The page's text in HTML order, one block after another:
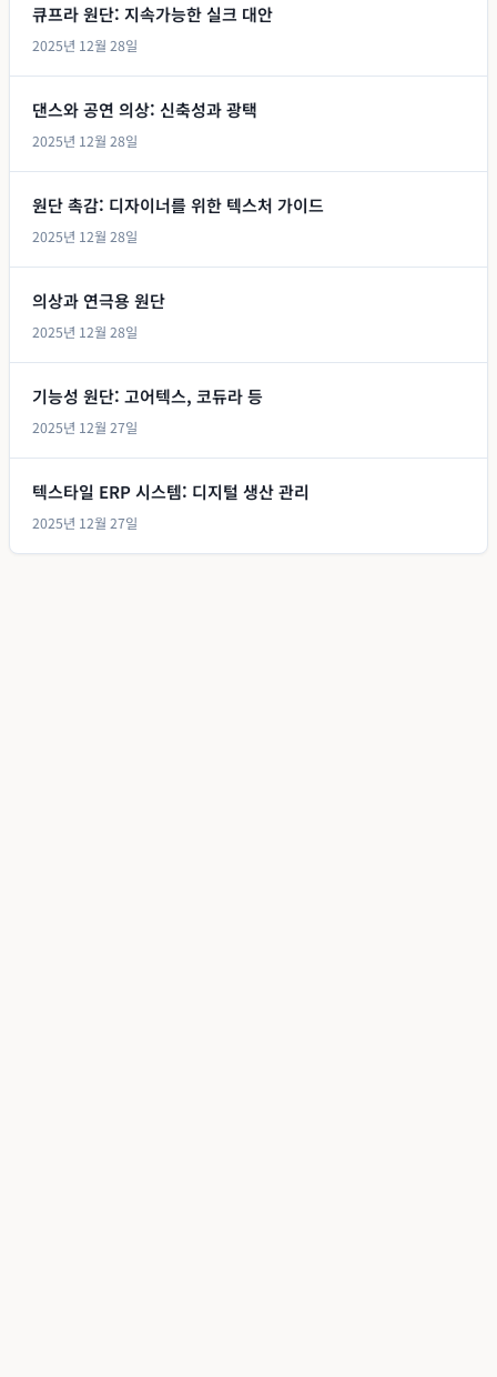
큐프라 원단: 지속가능한 실크 대안
2025년 12월 28일
댄스와 공연 의상: 신축성과 광택
2025년 12월 28일
원단 촉감: 디자이너를 위한 텍스처 가이드
2025년 12월 28일
의상과 연극용 원단
2025년 12월 28일
기능성 원단: 고어텍스, 코듀라 등
2025년 12월 27일
텍스타일 ERP 시스템: 디지털 생산 관리
2025년 12월 27일